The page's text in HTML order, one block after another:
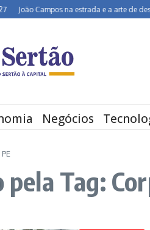
João Campos na estrada e a arte de
Negócios
Tag: